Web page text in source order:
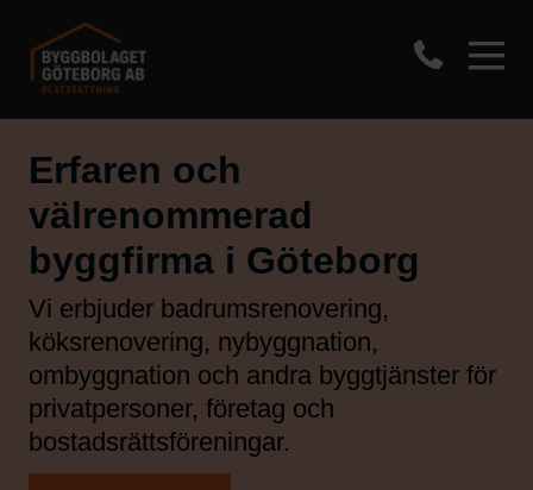
Erfaren och
välrenommerad
byggfirma i Göteborg
Vi erbjuder badrumsrenovering,
köksrenovering, nybyggnation,
ombyggnation och andra byggtjänster för
privatpersoner, företag och
bostadsrättsföreningar.